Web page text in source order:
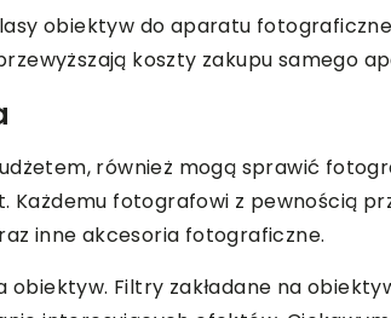
obiektyw do aparatu
koszty zakupu samego
również mogą sprawić
fotografowi z pewnością
inne akcesoria fotograficzne.
Filtry zakładane na